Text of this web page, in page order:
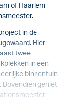
of Haarlem
in de
Hier
twee
in een
binnentuin
Bovendien geniet